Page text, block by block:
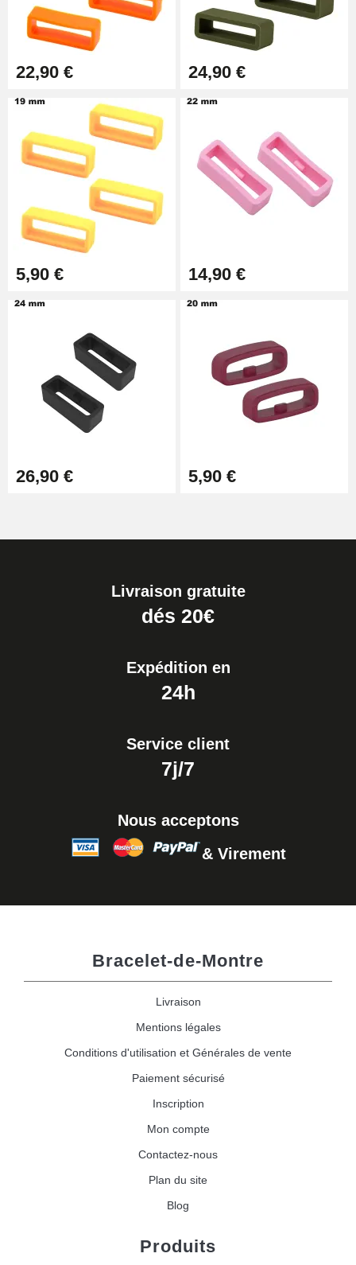
Extracteur de Bracelet de
22,90 € 24,90 €
5,90 € 14,90 €
26,90 € 5,90 €
Livraison gratuite
dés 20€
Expédition en
24h
Service client
7j/7
Nous acceptons
& Virement
Bracelet-de-Montre
Livraison
Mentions légales
Conditions d'utilisation et Générales de vente
Paiement sécurisé
Inscription
Mon compte
Contactez-nous
Plan du site
Blog
Produits